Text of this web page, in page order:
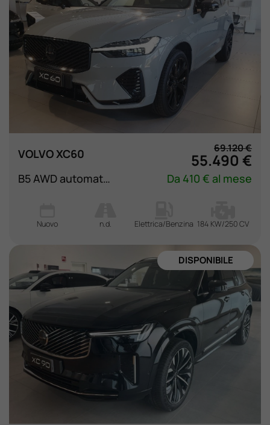
VOLVO XC60 69.120 €
55.490 €
B5 AWD automatico Plus Black Edition Da 410 € al mese
Nuovo n.d. Elettrica/Benzina 184 KW/250 CV
DISPONIBILE